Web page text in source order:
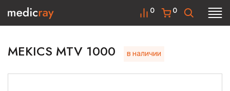
0
0
МЕКICS MTV 1000 в наличии